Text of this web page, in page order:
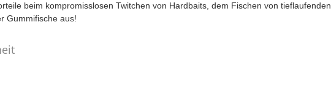
beim kompromisslosen Twitchen von Hardbaits, dem Fischen von tieflaufenden
Gummifische aus!